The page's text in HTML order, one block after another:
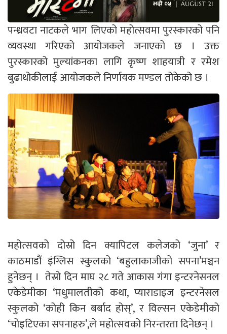
पन्ध्रवटा नाटकले भाग लिएको महोत्सवमा पुरस्कारको पनि
व्यवस्था गरिएको आयोजकले जनाएको छ । उक्त
पुरस्कारको मुल्यांकनका लागि कृष्ण शाहयात्री र रमेश
बुढाथोकीलाई आयोजकले निर्णायक मण्डल तोकेको छ ।
महोत्सवको दोस्रो दिन क्यापिटल कलेजको ‘जुना’ र
काठमाडौं इंग्लिस स्कुलको ‘बहुलाकाजीको सपना’मञ्चन
हुनेछन् । तेस्रो दिन माघ २८ गते आकास गंगा इन्टरनेसनल
एकेडेमीका ‘मधुमालतीको कथा, प्याराडाइज इन्टरनेसल
स्कुलको ‘कोही किन बर्बाद होस्’, र विल्सन एकेडेमीको
‘चोइटिएका सपनाहरु’,ले महोत्सवको निरन्तरता दिनेछन् ।